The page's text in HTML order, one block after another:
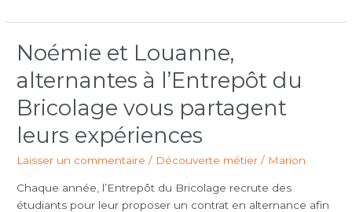
Noémie et Louanne,
alternantes à l’Entrepôt du
Bricolage vous partagent
leurs expériences
Laisser un commentaire / Découverte métier / Marion
Chaque année, l’Entrepôt du Bricolage recrute des
étudiants pour leur proposer un contrat en alternance afin
Noémie
et
Louanne,
alternantes
à
l’Entrepôt
Bricolage
vous
partagent